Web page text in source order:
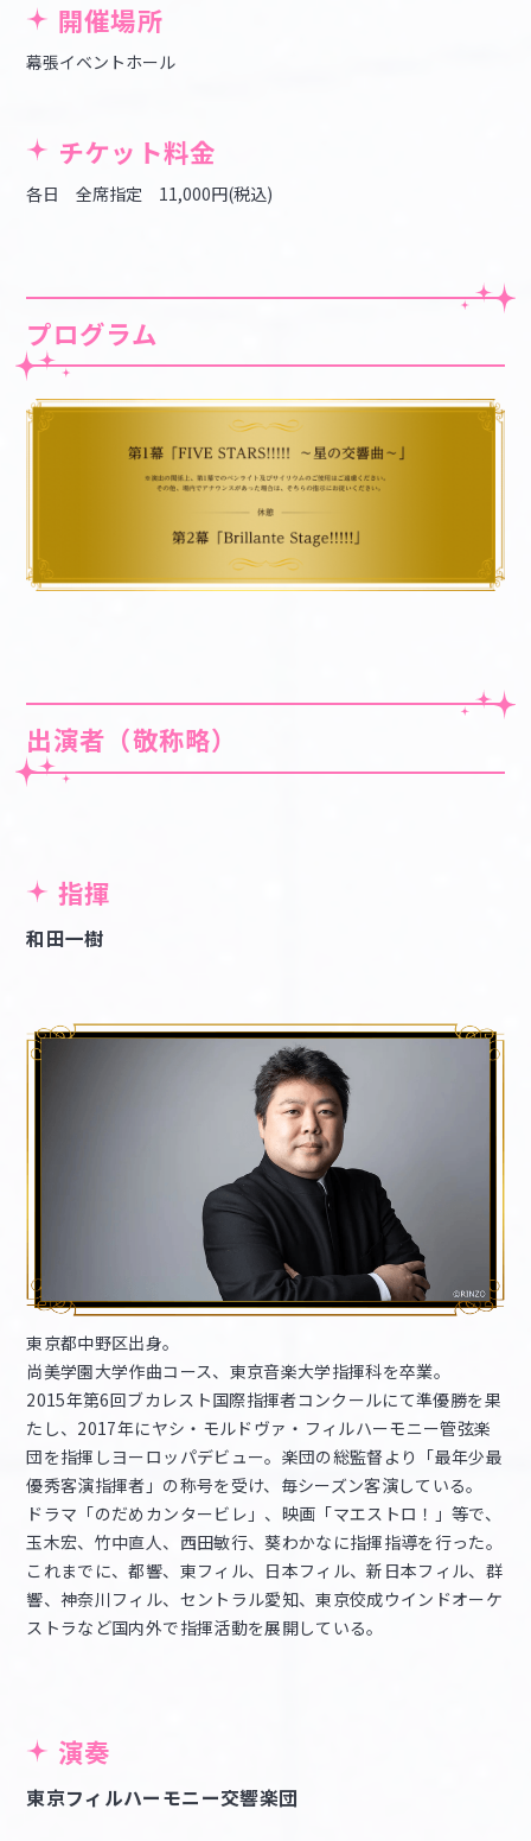
開催場所
幕張イベントホール
チケット料金
各日 全席指定 11,000円(税込)
プログラム
出演者（敬称略）
指揮
和田一樹
東京都中野区出身。
尚美学園大学作曲コース、東京音楽大学指揮科を卒業。
2015年第6回ブカレスト国際指揮者コンクールにて準優勝を果
たし、2017年にヤシ・モルドヴァ・フィルハーモニー管弦楽
団を指揮しヨーロッパデビュー。楽団の総監督より「最年少最
優秀客演指揮者」の称号を受け、毎シーズン客演している。
ドラマ「のだめカンタービレ」、映画「マエストロ！」等で、
玉木宏、竹中直人、西田敏行、葵わかなに指揮指導を行った。
これまでに、都響、東フィル、日本フィル、新日本フィル、群
響、神奈川フィル、セントラル愛知、東京佼成ウインドオーケ
ストラなど国内外で指揮活動を展開している。
演奏
東京フィルハーモニー交響楽団